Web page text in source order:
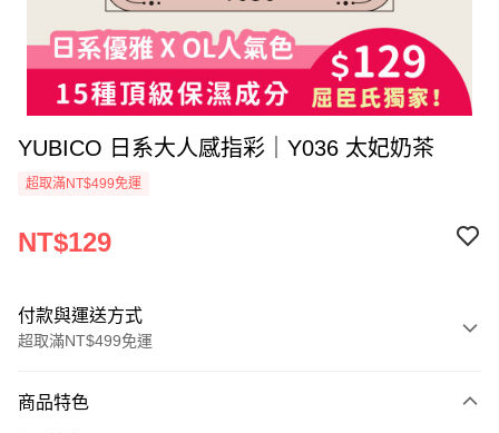
YUBICO 日系大人感指彩｜Y036 太妃奶茶
超取滿NT$499免運
NT$129
付款與運送方式
超取滿NT$499免運
信用卡一次付款
商品特色